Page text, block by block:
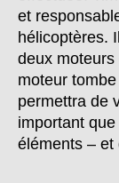
et
hélicoptères.
deux
moteur
permettra de
important
éléments – et